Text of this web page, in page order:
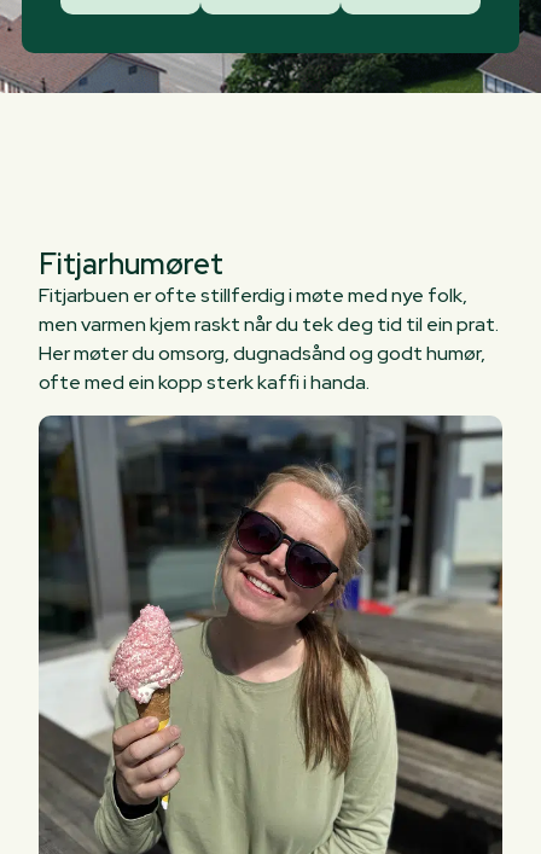
Fitjarhumøret
Fitjarbuen er ofte stillferdig i møte med nye folk,
men varmen kjem raskt når du tek deg tid til ein prat.
Her møter du omsorg, dugnadsånd og godt humør,
ofte med ein kopp sterk kaffi i handa.